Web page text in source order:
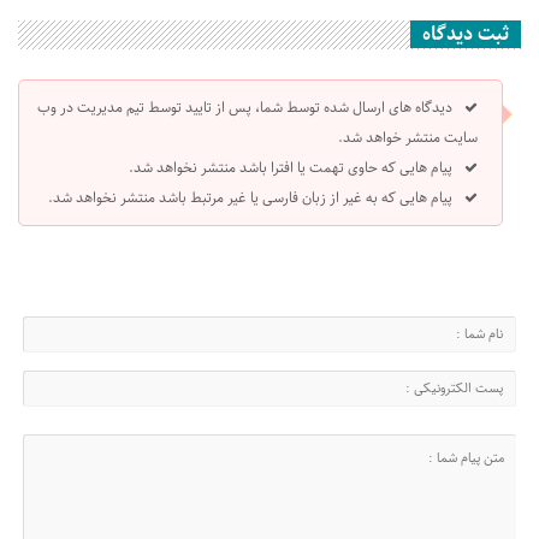
ثبت دیدگاه
دیدگاه های ارسال شده توسط شما، پس از تایید توسط تیم مدیریت در وب
سایت منتشر خواهد شد.
پیام هایی که حاوی تهمت یا افترا باشد منتشر نخواهد شد.
پیام هایی که به غیر از زبان فارسی یا غیر مرتبط باشد منتشر نخواهد شد.